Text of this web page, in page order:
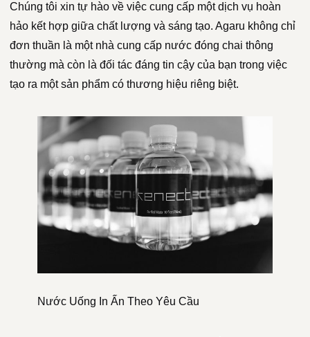
Chúng tôi xin tự hào về việc cung cấp một dịch vụ hoàn
hảo kết hợp giữa chất lượng và sáng tạo. Agaru không chỉ
đơn thuần là một nhà cung cấp nước đóng chai thông
thường mà còn là đối tác đáng tin cậy của bạn trong việc
tạo ra một sản phẩm có thương hiệu riêng biệt.
Nước Uống In Ấn Theo Yêu Cầu